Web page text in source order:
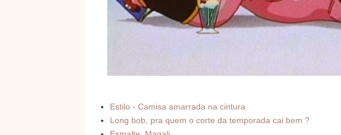
Estilo - Camisa amarrada na cintura
Long bob, pra quem o corte da temporada cai bem ?